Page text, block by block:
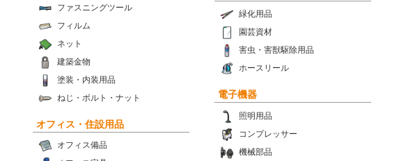
ファスニングツール
フィルム
ネット
建築金物
塗装・内装用品
ねじ・ボルト・ナット
緑化用品
園芸資材
害虫・害獣駆除用品
ホースリール
電子機器
照明用品
コンプレッサー
機械部品
オフィス・住設用品
オフィス備品